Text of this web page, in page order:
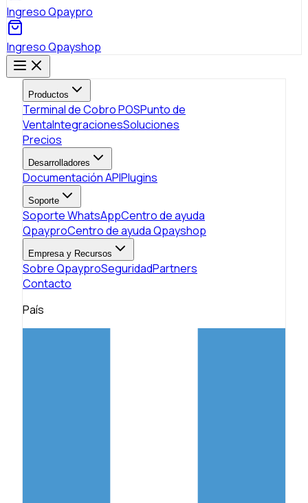
Ingreso Qpaypro
Ingreso Qpayshop
Productos
Terminal de Cobro POSPunto de
VentaIntegracionesSoluciones
Precios
Desarrolladores
Documentación APIPlugins
Soporte
Soporte WhatsAppCentro de ayuda
QpayproCentro de ayuda Qpayshop
Empresa y Recursos
Sobre QpayproSeguridadPartners
Contacto
País